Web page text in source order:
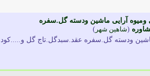
ومیوه آرایی ماشین ودسته گل.سفره
(شاهین شهر )
ودسته گل.سفره عقد.سبدگل.تاج گل و.....کود